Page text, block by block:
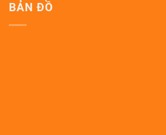
BẢN ĐỒ